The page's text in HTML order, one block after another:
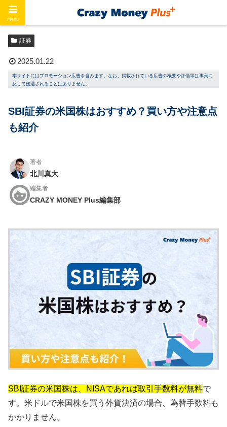
証券
2025.01.22
本サイトにはプロモーション広告を含みます。なお、掲載されている広告の概要や評価等は事実に
反して優遇されることはありません。
SBI証券の米国株はおすすめ？買い方や注意点
も紹介
著者
北川真大
編集者
CRAZY MONEY Plus編集部
SBI証券の米国株は、NISAであれば取引手数料が無料で
す。米ドルで米国株を買う外貨決済の場合、為替手数料も
かかりません。
menu